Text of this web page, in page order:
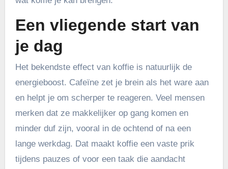
Een vliegende start van
je dag
Het bekendste effect van koffie is natuurlijk de
energieboost. Cafeïne zet je brein als het ware aan
en helpt je om scherper te reageren. Veel mensen
merken dat ze makkelijker op gang komen en
minder duf zijn, vooral in de ochtend of na een
lange werkdag. Dat maakt koffie een vaste prik
tijdens pauzes of voor een taak die aandacht